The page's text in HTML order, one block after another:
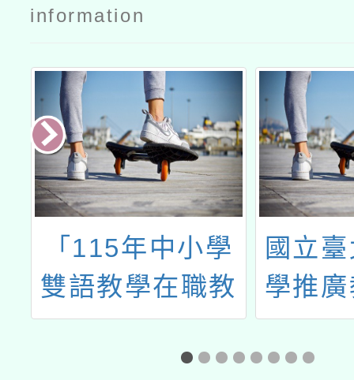
information
「115年中小學
雙語教學在職教
師增能學分班」
延長招生
國立
學推
「114
課程